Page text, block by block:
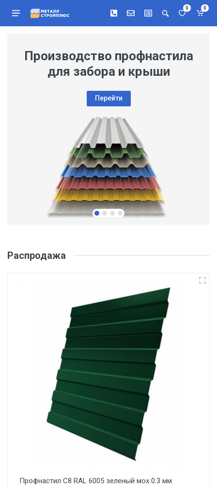
0 0
Производство профнастила
для забора и крыши
Перейти
Распродажа
Профнастил С8 RAL 6005 зеленый мох 0.3 мм